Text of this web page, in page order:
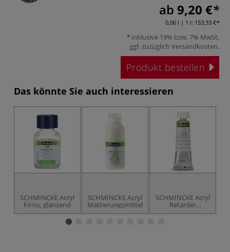
ab 9,20 €
0,06 l | 1 l: 153,33 €
inklusive 19% bzw. 7% MwSt,
ggf. zuzüglich Versandkosten.
Produkt bestellen
Das könnte Sie auch interessieren
SCHMINCKE Acryl
Firnis, glänzend
SCHMINCKE Acryl
Mattierungsmittel
SCHMINCKE Acryl
Retarder
Trocknungsverzögerer